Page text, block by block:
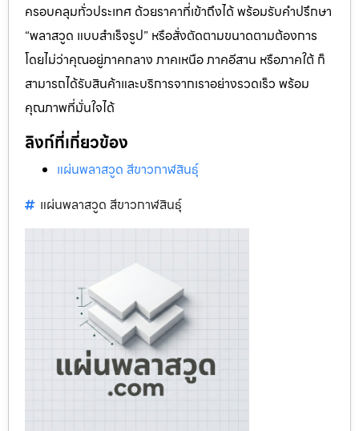
ครอบคลุมทั่วประเทศ ด้วยราคาที่เข้าถึงได้ พร้อมรับคำปรึกษา
“พลาสวูด แบบสำเร็จรูป” หรือสั่งตัดตามขนาดตามต้องการ
โดยไม่ว่าคุณอยู่ภาคกลาง ภาคเหนือ ภาคอีสาน หรือภาคใต้ ก็
สามารถได้รับสินค้าและบริการจากเราอย่างรวดเร็ว พร้อม
คุณภาพที่มั่นใจได้
ลิงก์ที่เกี่ยวข้อง
แผ่นพลาสวูด สีขาวกาฬสินธุ์
แผ่นพลาสวูด สีขาวกาฬสินธุ์